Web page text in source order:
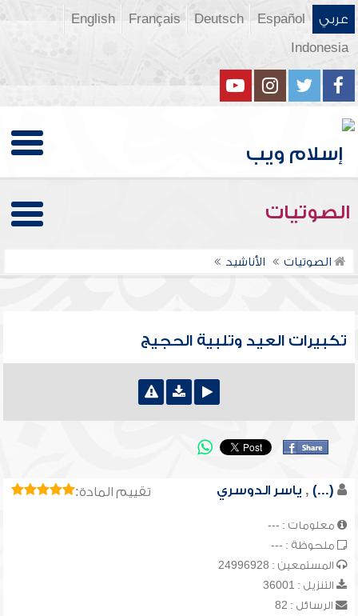
عربي Español
Deutsch
Français
English
Indonesia
الصوتيات
الصوتيات الأناشيد
تكبيرات العيد وتلبية الحجيج
تقييم المادة: (...)
, ياسر الدوسري
معلومات : ---
ملحوظة : ---
المستمعين : 24996928
التنزيل : 36001
الرسائل : 82